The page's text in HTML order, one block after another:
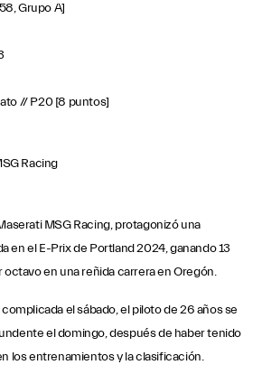
Grupo A]
// P20 [8 puntos]
Racing
MSG Racing, protagonizó una
en el E-Prix de Portland 2024, ganando 13
en una reñida carrera en Oregón.
el sábado, el piloto de 26 años se
el domingo, después de haber tenido
los entrenamientos y la clasificación.